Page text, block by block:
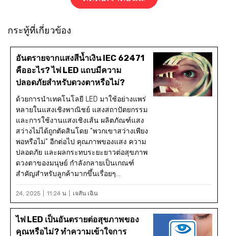
กระทู้ที่เกี่ยวข้อง
อันตรายจากแสงสีน้ำเงิน IEC 62471
คืออะไร? ไฟ LED แถบมีความ
ปลอดภัยสำหรับดวงตาหรือไม่?
ด้วยการนำเทคโนโลยี LED มาใช้อย่างแพร่
หลายในแสงเชิงพาณิชย์ แสงสถาปัตยกรรม
และการใช้งานแสงเชิงเส้น ผลิตภัณฑ์แสง
สว่างไม่ได้ถูกตัดสินโดย "พวกเขาสว่างเพียง
พอหรือไม่" อีกต่อไป คุณภาพของแสง ความ
ปลอดภัย และผลกระทบระยะยาวต่อสุขภาพ
ดวงตาของมนุษย์ กำลังกลายเป็นเกณฑ์
สำคัญสำหรับลูกค้ามากขึ้นเรื่อยๆ...
24, 2025 11:24 น เจสัน เฉิน
ไฟ LED เป็นอันตรายต่อสุขภาพของ
คุณหรือไม่? ทำความเข้าใจการ